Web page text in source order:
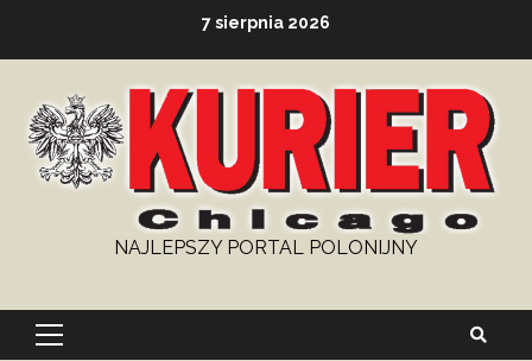
7 sierpnia 2026
NAJLEPSZY PORTAL POLONIJNY
Primary